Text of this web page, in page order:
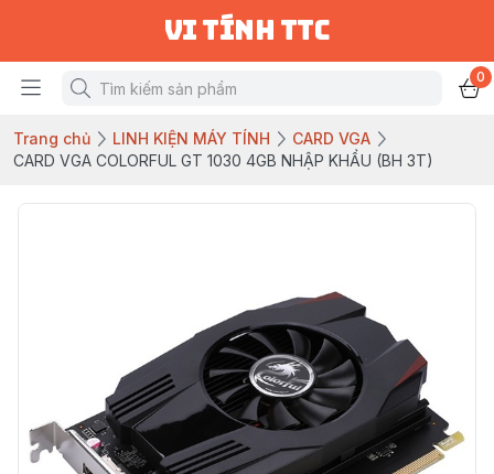
vi tính ttc
0
Trang chủ LINH KIỆN MÁY TÍNH
CARD VGA
CARD VGA COLORFUL GT 1030 4GB NHẬP KHẨU (BH 3T)